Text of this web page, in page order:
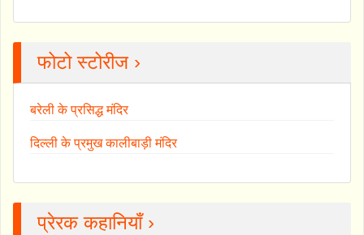
फोटो स्टोरीज ›
बरेली के प्रसिद्ध मंदिर
दिल्ली के प्रमुख कालीबाड़ी मंदिर
प्रेरक कहानियाँ ›